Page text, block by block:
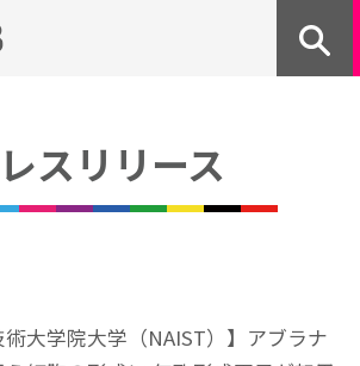
スリリース
術大学院大学（NAIST）】アブラナ